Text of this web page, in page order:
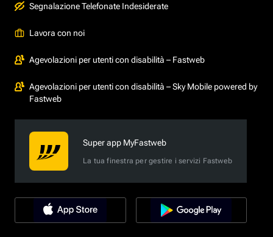
Segnalazione Telefonate Indesiderate
Lavora con noi
Agevolazioni per utenti con disabilità – Fastweb
Agevolazioni per utenti con disabilità – Sky Mobile powered by
Fastweb
Super app MyFastweb
La tua finestra per gestire i servizi Fastweb